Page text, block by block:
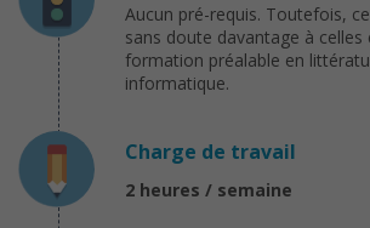
Aucun pré-requis. Toutefois,
sans doute davantage à
formation préalable en
informatique.
Charge de travail
2 heures / semaine